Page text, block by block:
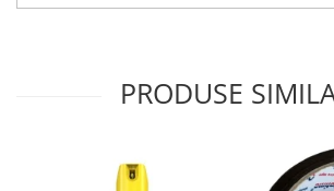
PRODUSE